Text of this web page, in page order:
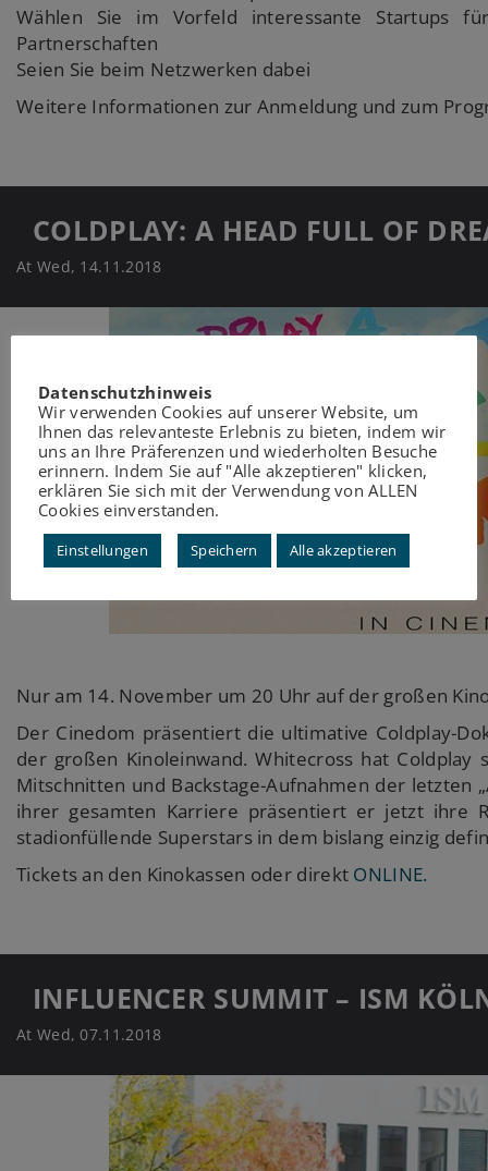
Wählen Sie im Vorfeld interessante Startups
Partnerschaften
Seien Sie beim Netzwerken dabei
Weitere Informationen zur Anmeldung und zum
COLDPLAY: A HEAD FULL OF
At Wed, 14.11.2018
Nur am 14. November um 20 Uhr auf der großen
Der Cinedom präsentiert die ultimative Coldplay-
der großen Kinoleinwand. Whitecross hat
Mitschnitten und Backstage-Aufnahmen der letzten
ihrer gesamten Karriere präsentiert er jetzt ihre
stadionfüllende Superstars in dem bislang einzig
Tickets an den Kinokassen oder direkt ONLINE.
INFLUENCER SUMMIT – ISM
At Wed, 07.11.2018
Datenschutzhinweis
Wir verwenden Cookies auf unserer Website, um
Ihnen das relevanteste Erlebnis zu bieten, indem wir
uns an Ihre Präferenzen und wiederholten Besuche
erinnern. Indem Sie auf "Alle akzeptieren" klicken,
erklären Sie sich mit der Verwendung von ALLEN
Cookies einverstanden.
Einstellungen Speichern Alle akzeptieren